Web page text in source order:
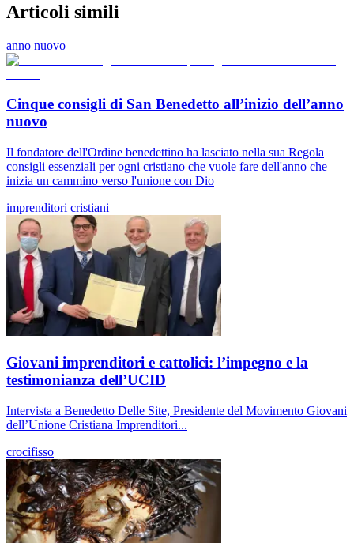
Articoli simili
anno nuovo
Cinque consigli di San Benedetto all’inizio dell’anno
nuovo
Il fondatore dell'Ordine benedettino ha lasciato nella sua Regola
consigli essenziali per ogni cristiano che vuole fare dell'anno che
inizia un cammino verso l'unione con Dio
imprenditori cristiani
Giovani imprenditori e cattolici: l’impegno e la
testimonianza dell’UCID
Intervista a Benedetto Delle Site, Presidente del Movimento Giovani
dell’Unione Cristiana Imprenditori...
crocifisso